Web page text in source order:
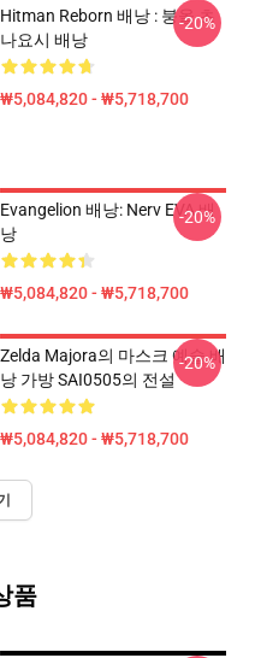
Hitman Reborn 배낭 : 붕올 츠
나요시 배낭
₩5,084,820 - ₩5,718,700
-20%
Evangelion 배낭: Nerv EVA 배
낭
₩5,084,820 - ₩5,718,700
-20%
Zelda Majora의 마스크 예술 배
낭 가방 SAI0505의 전설
₩5,084,820 - ₩5,718,700
-20%
품